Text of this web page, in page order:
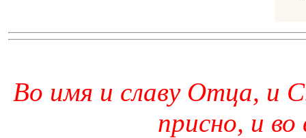
Во имя и славу Отца, и
присно, и во